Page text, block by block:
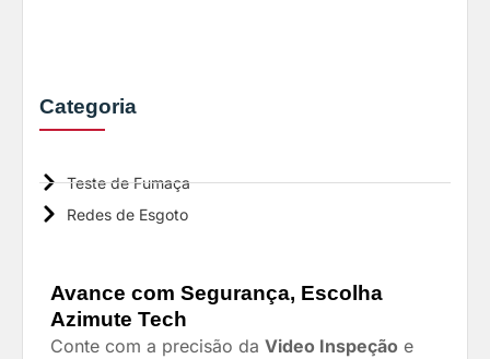
Categoria
Teste de Fumaça
Redes de Esgoto
Avance com Segurança, Escolha
Azimute Tech
Conte com a precisão da Video Inspeção e